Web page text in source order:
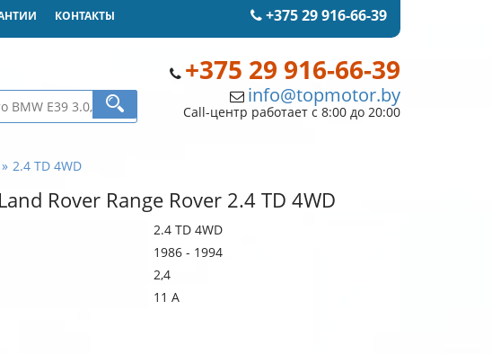
+375 29 916-66-39
КОНТАКТЫ
+375 29 916-66-39
info@topmotor.by
Call-центр работает с 8:00 до 20:00
2.4 TD 4WD
Rover Range Rover 2.4 TD 4WD
2.4 TD 4WD
1986 - 1994
2,4
11 A